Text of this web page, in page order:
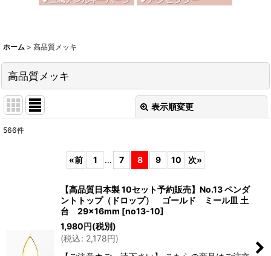
ホーム > 高品質メッキ
高品質メッキ
表示順変更
566件
«前 1 ... 7 8 9 10 次»
【高品質日本製 10セット予約販売】No.13 ペンダ
ントトップ（ドロップ） ゴールド ミール皿 土
台 29×16mm [no13-10]
1,980円(税別)
(税込: 2,178円)